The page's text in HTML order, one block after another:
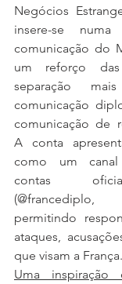
Negócios
insere-se numa
comunicação do
um reforço
separação
comunicação
comunicação de
A conta
como um canal
contas
(@francediplo,
permitindo
ataques,
que visam a França.
Uma inspiração